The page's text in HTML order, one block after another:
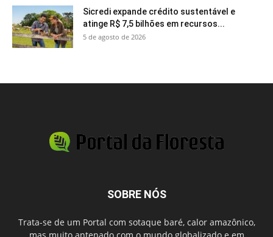
Sicredi expande crédito sustentável e
atinge R$ 7,5 bilhões em recursos...
5 de agosto de 2026
SOBRE NÓS
Trata-se de um Portal com sotaque baré, calor amazônico,